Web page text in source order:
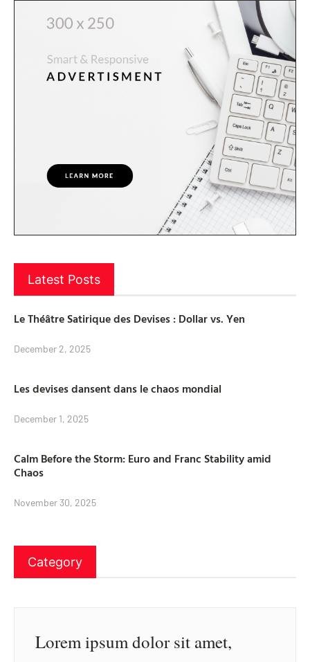
Latest Posts
Le Théâtre Satirique des Devises : Dollar vs. Yen
December 2, 2025
Les devises dansent dans le chaos mondial
December 1, 2025
Calm Before the Storm: Euro and Franc Stability amid
Chaos
November 30, 2025
Category
Lorem ipsum dolor sit amet,